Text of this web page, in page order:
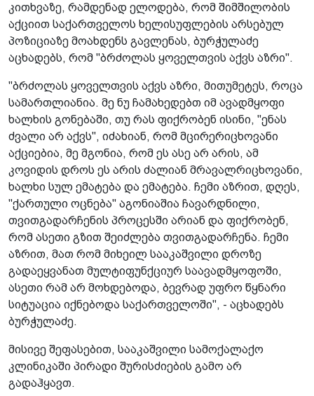
კითხვაზე, რამდენად ელოდება, რომ შიმშილობის
აქციით საქართველოს ხელისუფლების არსებულ
პოზიციაზე მოახდენს გავლენას, ბურჭულაძე
აცხადებს, რომ "ბრძოლას ყოველთვის აქვს აზრი".
"ბრძოლას ყოველთვის აქვს აზრი, მითუმეტეს, როცა
სამართლიანია. მე ნუ ჩამახედებთ იმ ავადმყოფი
ხალხის გონებაში, თუ რას ფიქრობენ ისინი, "ენას
ძვალი არ აქვს", იძახიან, რომ მცირერიცხოვანი
აქციებია, მე მგონია, რომ ეს ასე არ არის, ამ
კოვიდის დროს ეს არის ძალიან მრავალრიცხოვანი,
ხალხი სულ ემატება და ემატება. ჩემი აზრით, დღეს,
"ქართული ოცნება" აგონიაშია ჩავარდნილი,
თვითგადარჩენის პროცესში არიან და ფიქრობენ,
რომ ასეთი გზით შეიძლება თვითგადარჩენა. ჩემი
აზრით, მათ რომ მიხეილ სააკაშვილი დროზე
გადაეყვანათ მულტიფუნქციურ საავადმყოფოში,
ასეთი რამ არ მოხდებოდა, ბევრად უფრო წყნარი
სიტუაცია იქნებოდა საქართველოში", - აცხადებს
ბურჭულაძე.
მისივე შეფასებით, სააკაშვილი სამოქალაქო
კლინიკაში პირადი შურისძიების გამო არ
გადაჰყავთ.